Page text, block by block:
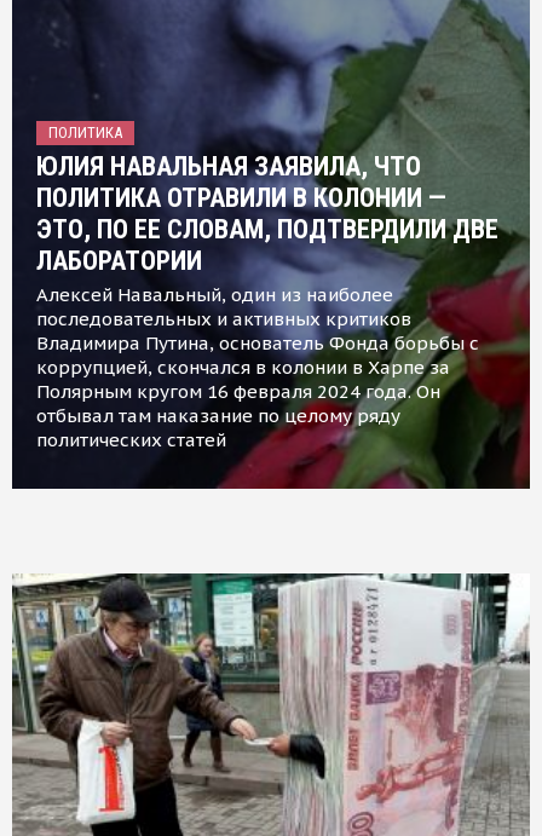
ПОЛИТИКА
ЮЛИЯ НАВАЛЬНАЯ ЗАЯВИЛА, ЧТО
ПОЛИТИКА ОТРАВИЛИ В КОЛОНИИ —
ЭТО, ПО ЕЕ СЛОВАМ, ПОДТВЕРДИЛИ ДВЕ
ЛАБОРАТОРИИ
Алексей Навальный, один из наиболее
последовательных и активных критиков
Владимира Путина, основатель Фонда борьбы с
коррупцией, скончался в колонии в Харпе за
Полярным кругом 16 февраля 2024 года. Он
отбывал там наказание по целому ряду
политических статей